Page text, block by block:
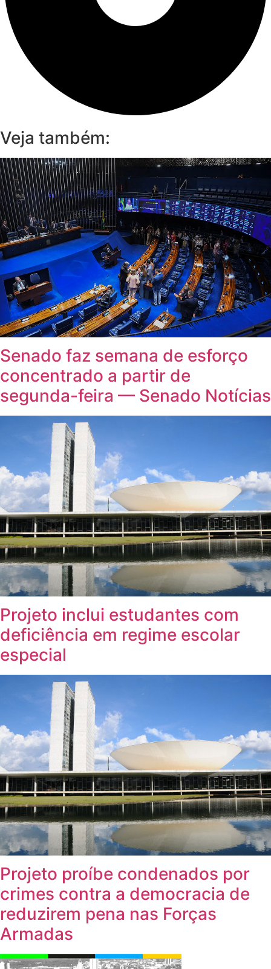
Veja também:
Senado faz semana de esforço
concentrado a partir de
segunda-feira — Senado Notícias
Projeto inclui estudantes com
deficiência em regime escolar
especial
Projeto proíbe condenados por
crimes contra a democracia de
reduzirem pena nas Forças
Armadas